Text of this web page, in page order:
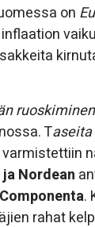
on
ruoskiminen
T
varmistettiin
Nordean
.
rahat